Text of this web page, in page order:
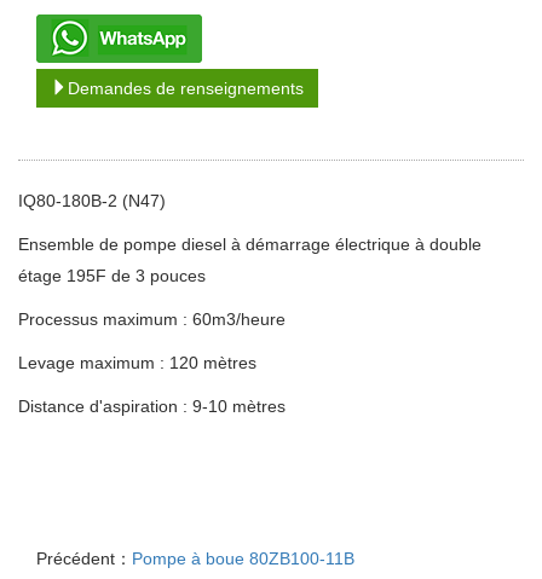
Demandes de renseignements
IQ80-180B-2 (N47)
Ensemble de pompe diesel à démarrage électrique à double
étage 195F de 3 pouces
Processus maximum : 60m3/heure
Levage maximum : 120 mètres
Distance d'aspiration : 9-10 mètres
Précédent： Pompe à boue 80ZB100-11B